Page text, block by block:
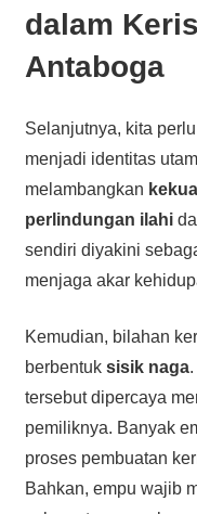
dalam
Antaboga
Selanjutnya, kita
menjadi identitas
melambangkan
perlindungan ilahi
sendiri diyakini
menjaga akar
Kemudian, bilahan
berbentuk sisik naga.
tersebut dipercaya
pemiliknya. Banyak
proses pembuatan
Bahkan, empu wajib